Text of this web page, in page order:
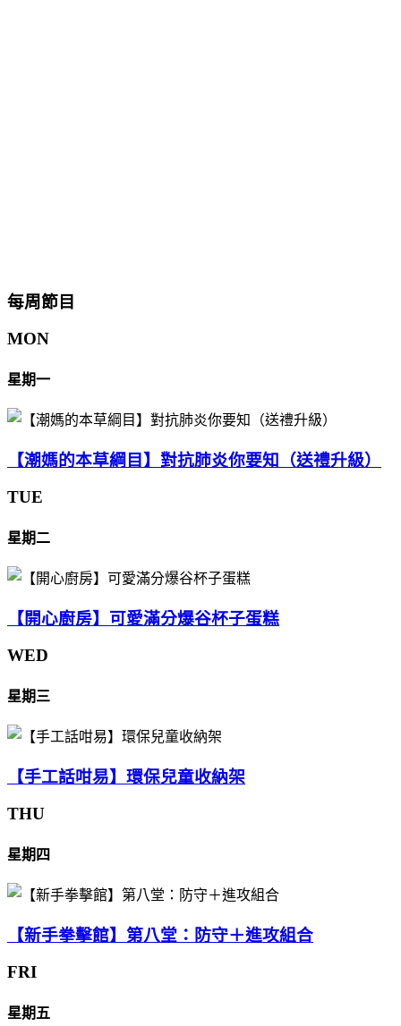
每周節目
MON
星期一
【潮媽的本草綱目】對抗肺炎你要知（送禮升級）
TUE
星期二
【開心廚房】可愛滿分爆谷杯子蛋糕
WED
星期三
【手工話咁易】環保兒童收納架
THU
星期四
【新手拳擊館】第八堂：防守＋進攻組合
FRI
星期五